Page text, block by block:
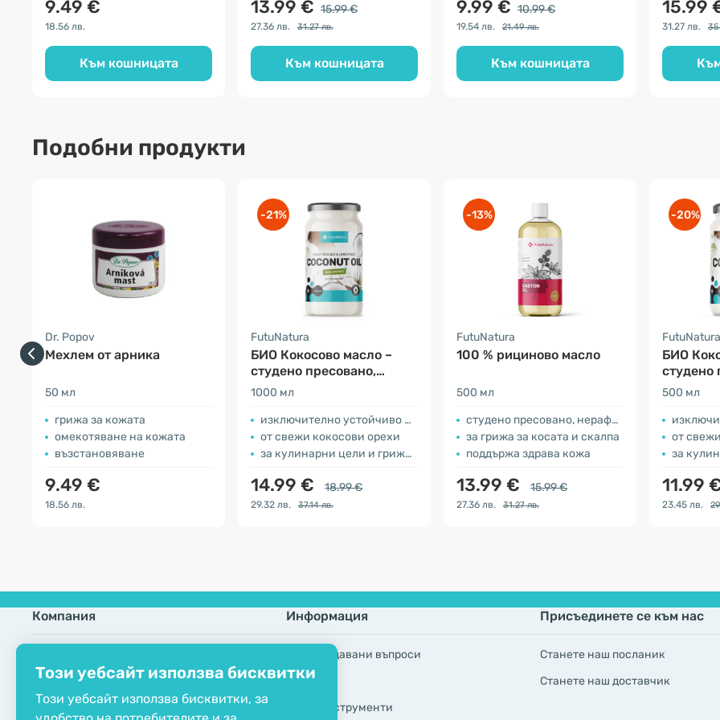
Този уебсайт използва бисквитки
Този уебсайт използва бисквитки, за
9.49 €
18.56 лв.
Към кошницата
13.99 € 15.99 €
27.36 лв. 31.27 лв.
Към кошницата
9.99 € 10.99 €
19.54 лв. 21.49 лв.
Към кошницата
15.99
31.27 лв.
Подобни продукти
Dr. Popov
Мехлем от арника
50 мл
грижа за кожата
омекотяване на кожата
възстановяване
9.49 €
18.56 лв.
-21%
FutuNatura
БИО Кокосово масло –
студено пресовано,
нерафинирано
1000 мл
изключително устойчиво масло
от свежи кокосови орехи
за кулинарни цели и грижа за кожата
14.99 € 18.99 €
29.32 лв. 37.14 лв.
-13%
FutuNatura
100 % рициново масло
500 мл
студено пресовано, нерафинирано
за грижа за косата и скалпа
поддържа здрава кожа
13.99 € 15.99 €
27.36 лв. 31.27 лв.
-20%
FutuNatura
БИО
студено
500 мл
от
за
11.99
23.45 лв.
Компания
Свържете се с нас
За компанията
Информация
Често задавани въпроси
Марки
GDPR инструменти
Присъединете се към нас
Станете наш посланик
Станете наш доставчик